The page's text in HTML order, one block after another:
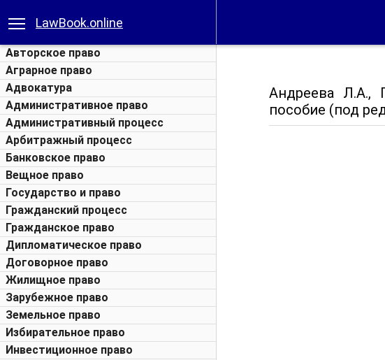
LawBook.online
Авторское право
Аграрное право
Адвокатура
Административное право
Административный процесс
Арбитражный процесс
Банковское право
Вещное право
Государство и право
Гражданский процесс
Гражданское право
Дипломатическое право
Договорное право
Жилищное право
Зарубежное право
Земельное право
Избирательное право
Инвестиционное право
Андреева Л.А.,
пособие (под